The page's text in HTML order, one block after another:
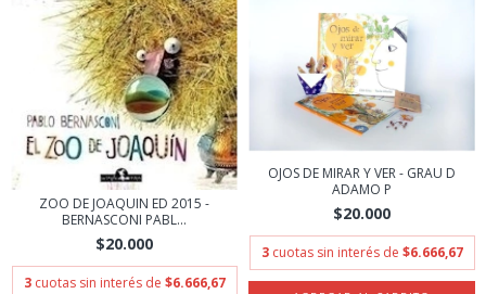
ZOO DE JOAQUIN ED 2015 -
BERNASCONI PABL...
$20.000
3 cuotas sin interés de $6.666,67
OJOS DE MIRAR Y VER - GRAU D
ADAMO P
$20.000
3 cuotas sin interés de $6.666,67